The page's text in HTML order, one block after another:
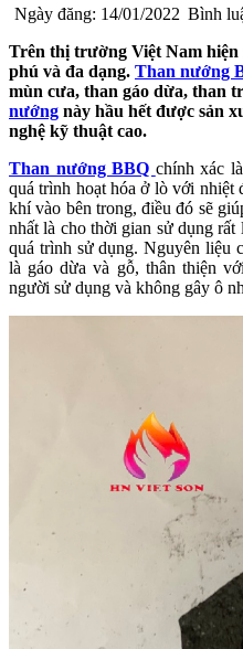
Ngày đăng: 14/01/2022 Bình
Trên thị trường Việt Nam hiện
phú và đa dạng. Than nướng
mùn cưa, than gáo dừa, than
nướng này hầu hết được sản
nghệ kỹ thuật cao.
Than nướng BBQ chính xác
quá trình hoạt hóa ở lò với nhiệt
khí vào bên trong, điều đó sẽ
nhất là cho thời gian sử dụng
quá trình sử dụng. Nguyên liệu
là gáo dừa và gỗ, thân thiện
người sử dụng và không gây ô